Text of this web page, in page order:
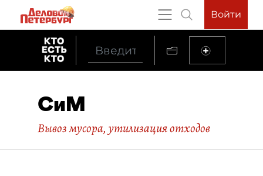
Войти
СиМ
Вывоз мусора, утилизация отходов